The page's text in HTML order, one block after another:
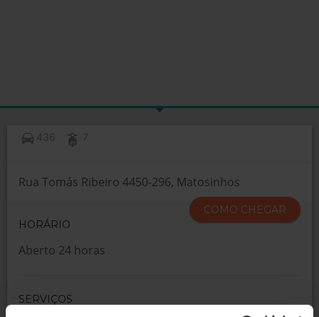
436 7
Rua Tomás Ribeiro 4450-296, Matosinhos
COMO CHEGAR
HORÁRIO
Aberto 24 horas
SERVIÇOS